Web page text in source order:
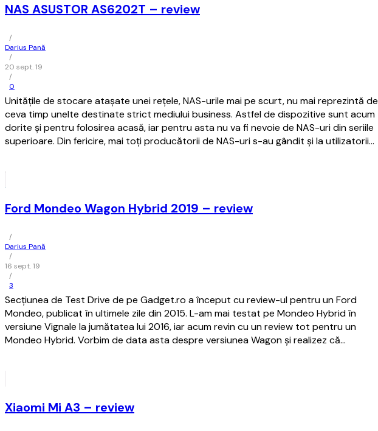
NAS ASUSTOR AS6202T – review
/
Darius Pană
/
20 sept. 19
/
0
Unitățile de stocare atașate unei rețele, NAS-urile mai pe scurt, nu mai reprezintă de
ceva timp unelte destinate strict mediului business. Astfel de dispozitive sunt acum
dorite și pentru folosirea acasă, iar pentru asta nu va fi nevoie de NAS-uri din seriile
superioare. Din fericire, mai toți producătorii de NAS-uri s-au gândit și la utilizatorii…
Ford Mondeo Wagon Hybrid 2019 – review
/
Darius Pană
/
16 sept. 19
/
3
Secțiunea de Test Drive de pe Gadget.ro a început cu review-ul pentru un Ford
Mondeo, publicat în ultimele zile din 2015. L-am mai testat pe Mondeo Hybrid în
versiune Vignale la jumătatea lui 2016, iar acum revin cu un review tot pentru un
Mondeo Hybrid. Vorbim de data asta despre versiunea Wagon și realizez că…
Xiaomi Mi A3 – review